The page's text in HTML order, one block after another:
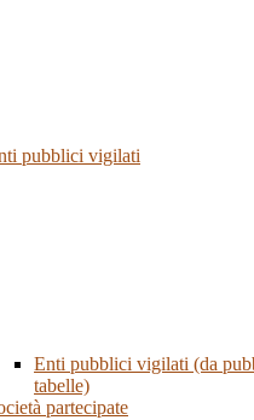
pubblici vigilati
Enti pubblici vigilati (da
tabelle)
partecipate